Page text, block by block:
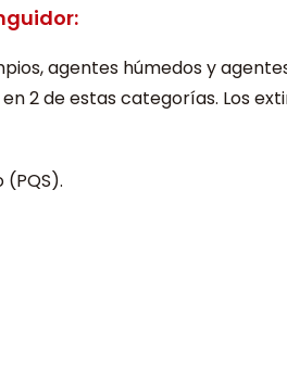
agentes húmedos y
2 de estas categorías. Los
(PQS).